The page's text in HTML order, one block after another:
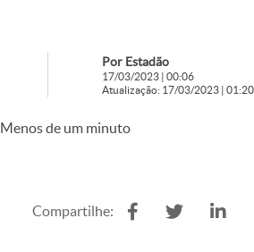
Por Estadão
17/03/2023 | 00:06
Atualização: 17/03/2023 | 01:20
Menos de um minuto
Compartilhe: